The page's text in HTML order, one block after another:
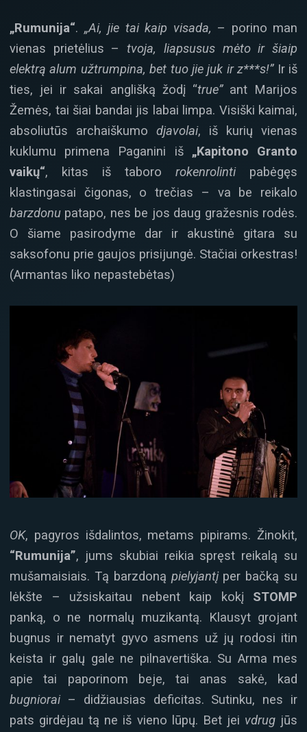
„Rumunija“. „Ai, jie tai kaip visada, – porino man
vienas prietėlius –tvoja, liapsusus mėto ir šiaip
elektrą alum užtrumpina, bet tuo jie juk ir z***s!”Ir iš
ties, jei ir sakai anglišką žodį “true”ant Marijos
Žemės, tai šiai bandai jis labai limpa. Visiški kaimai,
absoliutūs archaiškumo djavolai, iš kurių vienas
kuklumu primena Paganini iš „Kapitono Granto
vaikų“, kitas iš taboro rokenrolintipabėgęs
klastingasai čigonas, o trečias – va be reikalo
barzdonu patapo, nes be jos daug gražesnis rodės.
O šiame pasirodyme dar ir akustinė gitara su
saksofonu prie gaujos prisijungė. Stačiai orkestras!
(Armantas liko nepastebėtas)
OK, pagyros išdalintos, metams pipirams. Žinokit,
“Rumunija”, jums skubiai reikia spręst reikalą su
mušamaisiais. Tą barzdoną pielyjantįper bačką su
lėkšte – užsiskaitau nebent kaip kokį STOMP
panką, o ne normalų muzikantą. Klausyt grojant
bugnus ir nematyt gyvo asmens už jų rodosi itin
keista ir galų gale ne pilnavertiška. Su Arma mes
apie tai paporinom beje, tai anas sakė, kad
bugniorai– didžiausias deficitas. Sutinku, nes ir
pats girdėjau tą ne iš vieno lūpų. Bet jei vdrugjūs